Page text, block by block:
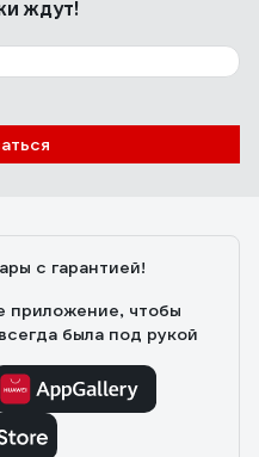
ждут!
с гарантией!
приложение, чтобы
была под рукой